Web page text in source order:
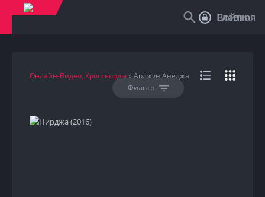
Войти
Главная
Онлайн-Видео, Кроссворды» Арджун Анеджа
Фильтр